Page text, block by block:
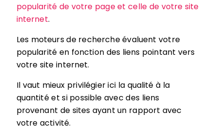
popularité de votre page et celle de votre site
internet.
Les moteurs de recherche évaluent votre
popularité en fonction des liens pointant vers
votre site internet.
Il vaut mieux privilégier ici la qualité à la
quantité et si possible avec des liens
provenant de sites ayant un rapport avec
votre activité.